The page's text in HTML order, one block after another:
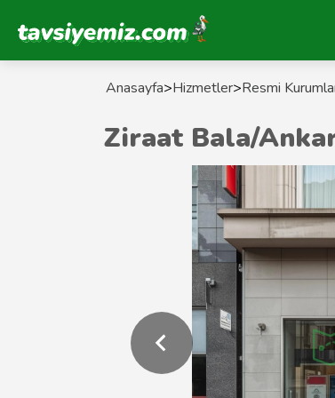
Tavsiyemiz Anasayfa
Anasayfa>Hizmetler>Resmi
Ziraat Bala/